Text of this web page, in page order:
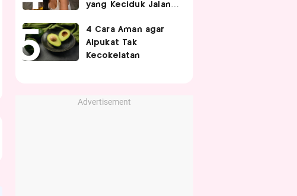
yang Keciduk Jalan
Timnas Indonesia
Ivar Jenner
4 Cara Aman agar
Alpukat Tak
Kecokelatan
Advertisement